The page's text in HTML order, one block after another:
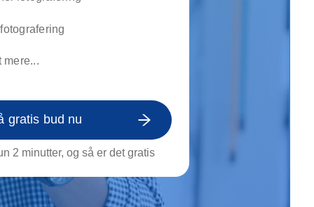
af genstande
mere...
gratis bud nu
2 minutter, og så er det gratis